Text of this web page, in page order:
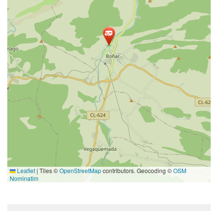
Leaflet | Tiles ©OpenStreetMapcontributors. Geocoding ©OSM
Nominatim